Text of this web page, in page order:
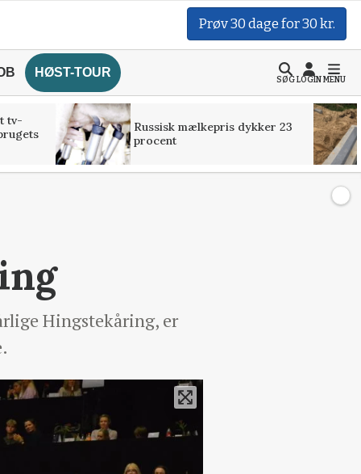
Prøv 30 dage for 30 kr.
HØST-TOUR
SØGLOGINMENU
tv-
Russisk mælkepris dykker 23
procent
Hingstekåring, er